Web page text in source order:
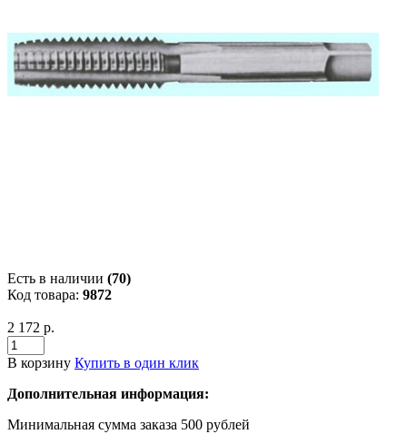
Есть в наличии (70)
Код товара: 9872
2 172 р.
В корзину Купить в один клик
Дополнительная информация:
Минимальная сумма заказа 500 рублей